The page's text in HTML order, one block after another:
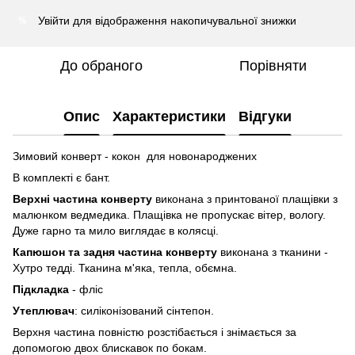
Увійти для відображення накопичувальної знижки
До обраного Порівняти
Опис Характеристики Відгуки
Зимовий конверт - кокон для новонароджених
В комплекті є бант.
Верхні частина конверту виконана з принтованої плащівки з
малюнком ведмедика. Плащівка не пропускає вітер, вологу.
Дуже гарно та мило виглядає в колясці.
Капюшон та задня частина конверту виконана з тканини -
Хутро тедді. Тканина м'яка, тепла, обємна.
Підкладка - фліс
Утеплювач: силіконізований сінтепон.
Верхня частина повністю розстібається і знімається за
допомогою двох блискавок по бокам.